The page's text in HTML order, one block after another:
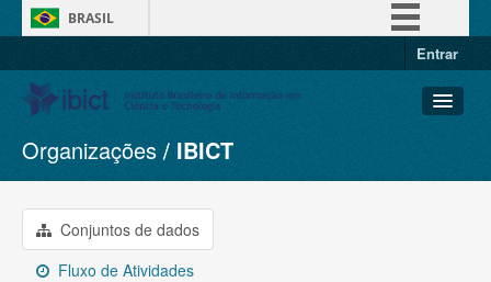
BRASIL
Entrar
Conjuntos de dados
Organizações
Grupos
Sobre
Organizações IBICT
Conjuntos de dados
Fluxo de Atividades